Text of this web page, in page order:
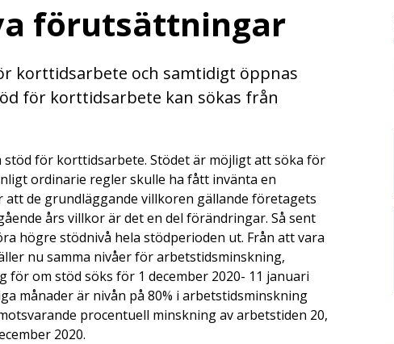
förutsättningar
korttidsarbete och samtidigt öppnas
för korttidsarbete kan sökas från
för korttidsarbete. Stödet är möjligt att söka för
ordinarie regler skulle ha fått invänta en
de grundläggande villkoren gällande företagets
års villkor är det en del förändringar. Så sent
högre stödnivå hela stödperioden ut. Från att vara
nu samma nivåer för arbetstidsminskning,
om stöd söks för 1 december 2020- 11 januari
månader är nivån på 80% i arbetstidsminskning
procentuell minskning av arbetstiden 20,
2020.